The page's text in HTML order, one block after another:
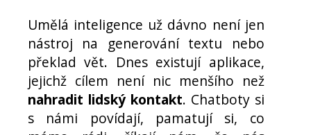
Umělá inteligence už dávno není jen
nástroj na generování textu nebo
překlad vět. Dnes existují aplikace,
jejichž cílem není nic menšího než
nahradit lidský kontakt. Chatboty si
s námi povídají, pamatují si, co